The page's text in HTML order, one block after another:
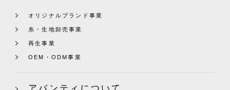
オリジナルブランド事業
糸・生地卸売事業
再生事業
OEM・ODM事業
アバンティについて